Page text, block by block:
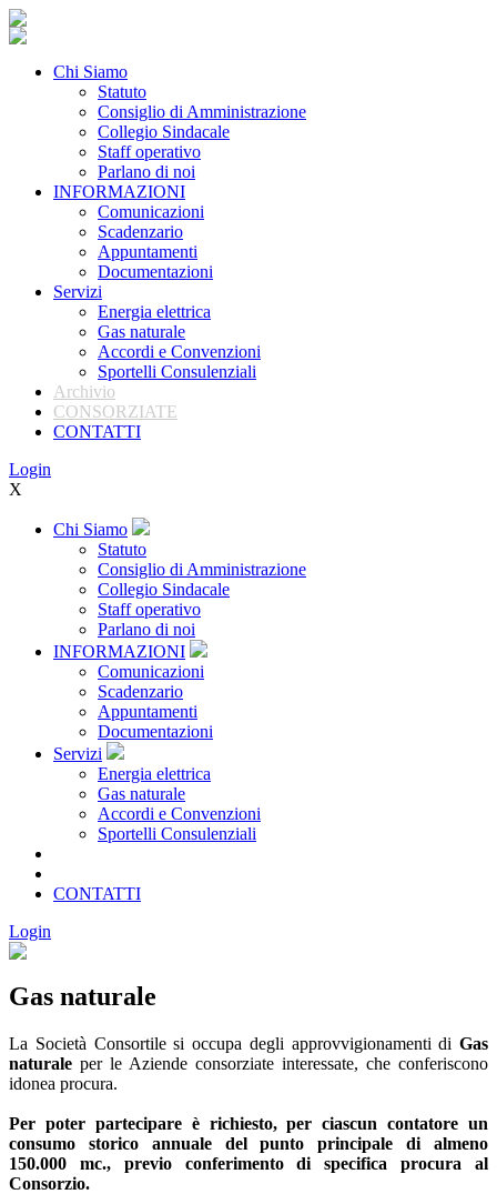
Chi Siamo
Statuto
Consiglio di Amministrazione
Collegio Sindacale
Staff operativo
Parlano di noi
INFORMAZIONI
Comunicazioni
Scadenzario
Appuntamenti
Documentazioni
Servizi
Energia elettrica
Gas naturale
Accordi e Convenzioni
Sportelli Consulenziali
Archivio
CONSORZIATE
CONTATTI
Login
X
Chi Siamo
Statuto
Consiglio di Amministrazione
Collegio Sindacale
Staff operativo
Parlano di noi
INFORMAZIONI
Comunicazioni
Scadenzario
Appuntamenti
Documentazioni
Servizi
Energia elettrica
Gas naturale
Accordi e Convenzioni
Sportelli Consulenziali
CONTATTI
Login
Gas naturale
La Società Consortile si occupa degli approvvigionamenti di Gas
naturale per le Aziende consorziate interessate, che conferiscono
idonea procura.
Per poter partecipare è richiesto, per ciascun contatore un
consumo storico annuale del punto principale di almeno
150.000 mc., previo conferimento di specifica procura al
Consorzio.